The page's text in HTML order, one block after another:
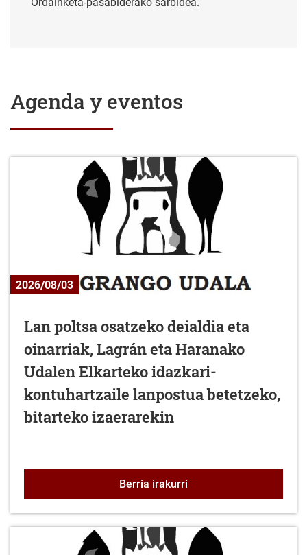
Ordainketa-pasabiderako sarbidea.
Agenda y eventos
2026/08/03
Lan poltsa osatzeko deialdia eta
oinarriak, Lagrán eta Haranako
Udalen Elkarteko idazkari-
kontuhartzaile lanpostua betetzeko,
bitarteko izaerarekin
Berria irakurri